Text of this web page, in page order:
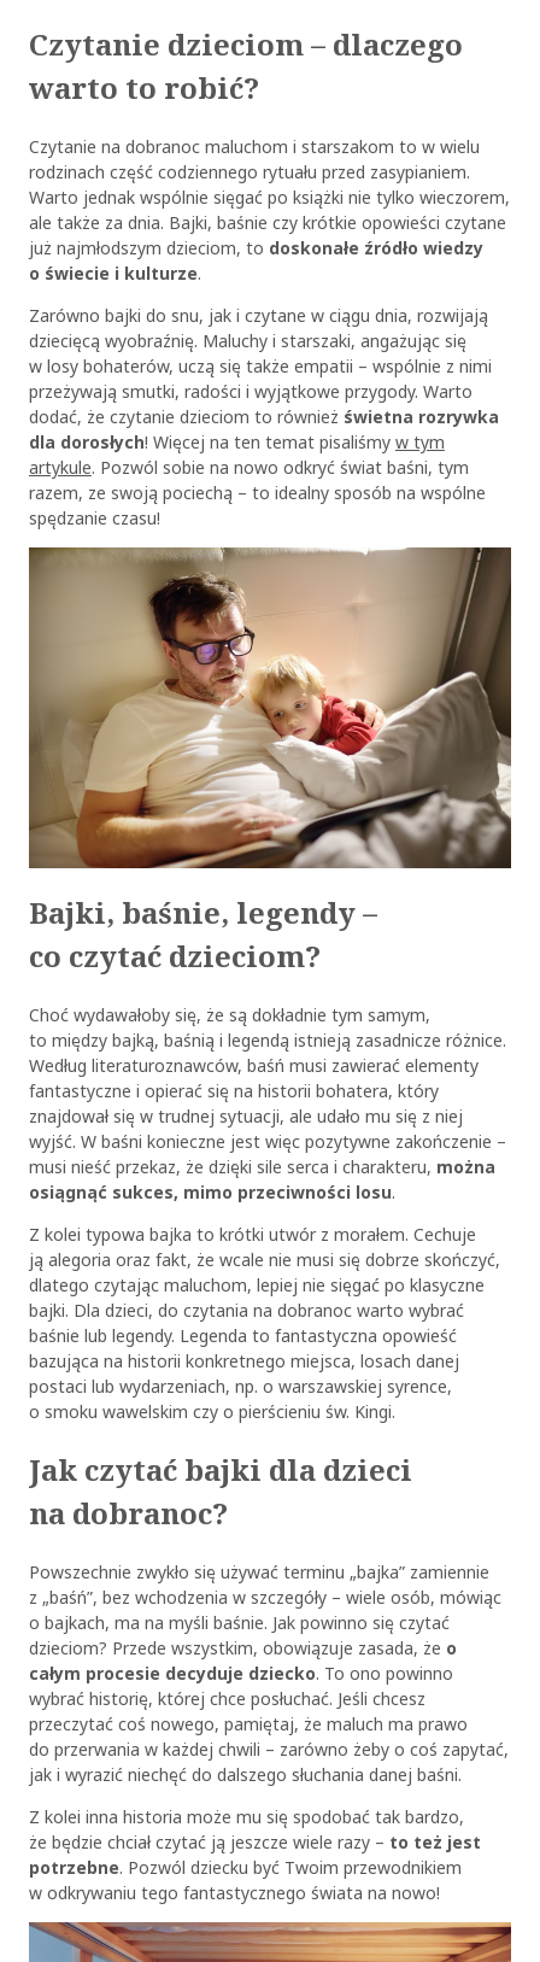
Czytanie dzieciom – dlaczego
warto to robić?
Czytanie na dobranoc maluchom i starszakom to w wielu
rodzinach część codziennego rytuału przed zasypianiem.
Warto jednak wspólnie sięgać po książki nie tylko wieczorem,
ale także za dnia. Bajki, baśnie czy krótkie opowieści czytane
już najmłodszym dzieciom, to doskonałe źródło wiedzy
o świecie i kulturze.
Zarówno bajki do snu, jak i czytane w ciągu dnia, rozwijają
dziecięcą wyobraźnię. Maluchy i starszaki, angażując się
w losy bohaterów, uczą się także empatii – wspólnie z nimi
przeżywają smutki, radości i wyjątkowe przygody. Warto
dodać, że czytanie dzieciom to również świetna rozrywka
dla dorosłych! Więcej na ten temat pisaliśmyw tym
artykule. Pozwól sobie na nowo odkryć świat baśni, tym
razem, ze swoją pociechą – to idealny sposób na wspólne
spędzanie czasu!
Bajki, baśnie, legendy –
co czytać dzieciom?
Choć wydawałoby się, że są dokładnie tym samym,
to między bajką, baśnią i legendą istnieją zasadnicze różnice.
Według literaturoznawców, baśń musi zawierać elementy
fantastyczne i opierać się na historii bohatera, który
znajdował się w trudnej sytuacji, ale udało mu się z niej
wyjść. W baśni konieczne jest więc pozytywne zakończenie –
musi nieść przekaz, że dzięki sile serca i charakteru, można
osiągnąć sukces, mimo przeciwności losu.
Z kolei typowa bajka to krótki utwór z morałem. Cechuje
ją alegoria oraz fakt, że wcale nie musi się dobrze skończyć,
dlatego czytając maluchom, lepiej nie sięgać po klasyczne
bajki. Dla dzieci, do czytania na dobranoc warto wybrać
baśnie lub legendy. Legenda to fantastyczna opowieść
bazująca na historii konkretnego miejsca, losach danej
postaci lub wydarzeniach, np. o warszawskiej syrence,
o smoku wawelskim czy o pierścieniu św. Kingi.
Jak czytać bajki dla dzieci
na dobranoc?
Powszechnie zwykło się używać terminu „bajka” zamiennie
z „baśń”, bez wchodzenia w szczegóły – wiele osób, mówiąc
o bajkach, ma na myśli baśnie. Jak powinno się czytać
dzieciom? Przede wszystkim, obowiązuje zasada, że o
całym procesie decyduje dziecko. To ono powinno
wybrać historię, której chce posłuchać. Jeśli chcesz
przeczytać coś nowego, pamiętaj, że maluch ma prawo
do przerwania w każdej chwili – zarówno żeby o coś zapytać,
jak i wyrazić niechęć do dalszego słuchania danej baśni.
Z kolei inna historia może mu się spodobać tak bardzo,
że będzie chciał czytać ją jeszcze wiele razy – to też jest
potrzebne. Pozwól dziecku być Twoim przewodnikiem
w odkrywaniu tego fantastycznego świata na nowo!